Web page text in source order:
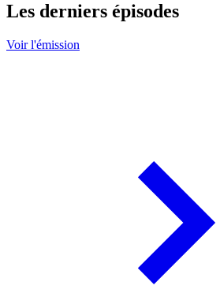
Les derniers épisodes
Voir l'émission